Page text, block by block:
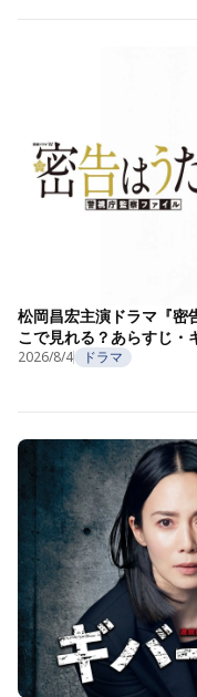
松岡昌宏主演ドラマ『
こで見れる？あらすじ・
2026/8/4 ドラマ